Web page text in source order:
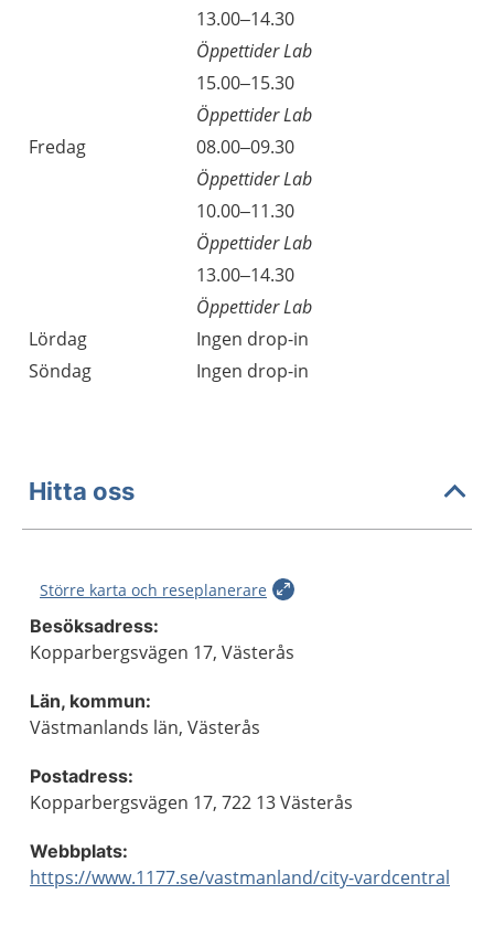
13.00–14.30
Öppettider Lab
15.00–15.30
Öppettider Lab
Fredag
08.00–09.30
Öppettider Lab
10.00–11.30
Öppettider Lab
13.00–14.30
Öppettider Lab
Lördag
Ingen drop-in
Söndag
Ingen drop-in
Hitta oss
Större karta och reseplanerare
Besöksadress:
Kopparbergsvägen 17, Västerås
Län, kommun:
Västmanlands län, Västerås
Postadress:
Kopparbergsvägen 17, 722 13 Västerås
Webbplats:
https://www.1177.se/vastmanland/city-vardcentral